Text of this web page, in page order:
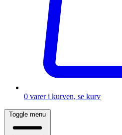
0 varer i kurven, se kurv
Toggle menu